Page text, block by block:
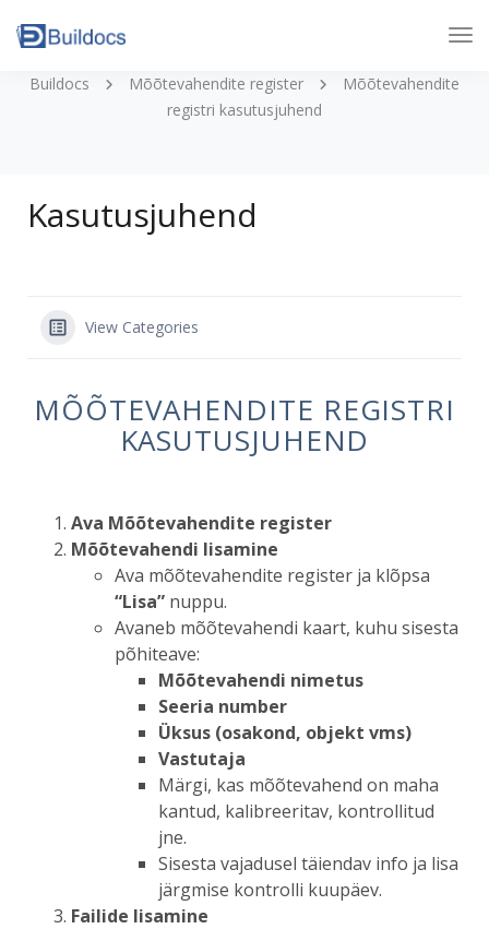
Buildocs
Mõõtevahendite register
Mõõtevahendite
registri kasutusjuhend
Kasutusjuhend
View Categories
MÕÕTEVAHENDITE REGISTRI
KASUTUSJUHEND
Ava Mõõtevahendite register
Mõõtevahendi lisamine
Ava mõõtevahendite register ja klõpsa
“Lisa” nuppu.
Avaneb mõõtevahendi kaart, kuhu sisesta
põhiteave:
Mõõtevahendi nimetus
Seeria number
Üksus (osakond, objekt vms)
Vastutaja
Märgi, kas mõõtevahend on maha
kantud, kalibreeritav, kontrollitud
jne.
Sisesta vajadusel täiendav info ja lisa
järgmise kontrolli kuupäev.
Failide lisamine